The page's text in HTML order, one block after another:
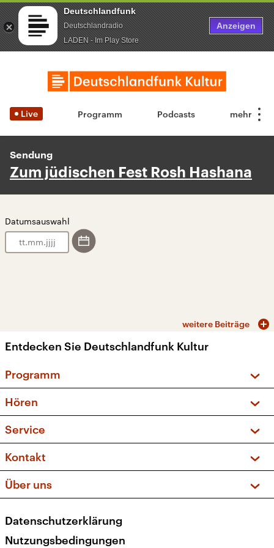
Deutschlandfunk
Deutschlandradio
LADEN - Im Play Store
Anzeigen
Live Programm Podcasts
Sendung
Zum jüdischen Fest Rosh Hashana
Datumsauswahl
.
.
weitere Beiträge
Entdecken Sie Deutschlandfunk Kultur
Programm
Sendungen und Podcasts
Musikliste
Kakadu – Das Kinderprogramm
Hören
Frequenzen (UKW + DAB+)
Service
FAQ
Apps
Newsletter
Veranstaltungen
Kontakt
Social Media
Über uns
Presse
Datenschutzerklärung
Nutzungsbedingungen